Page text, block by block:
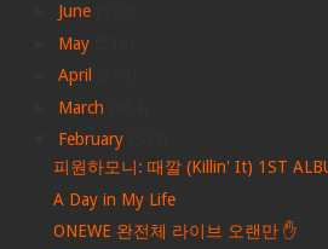
June
May
April
March
February
피원하모니: 때깔 (Killin' It) 1ST
A Day in My Life
ONEWE 완전체 라이브 오랜만 ✋